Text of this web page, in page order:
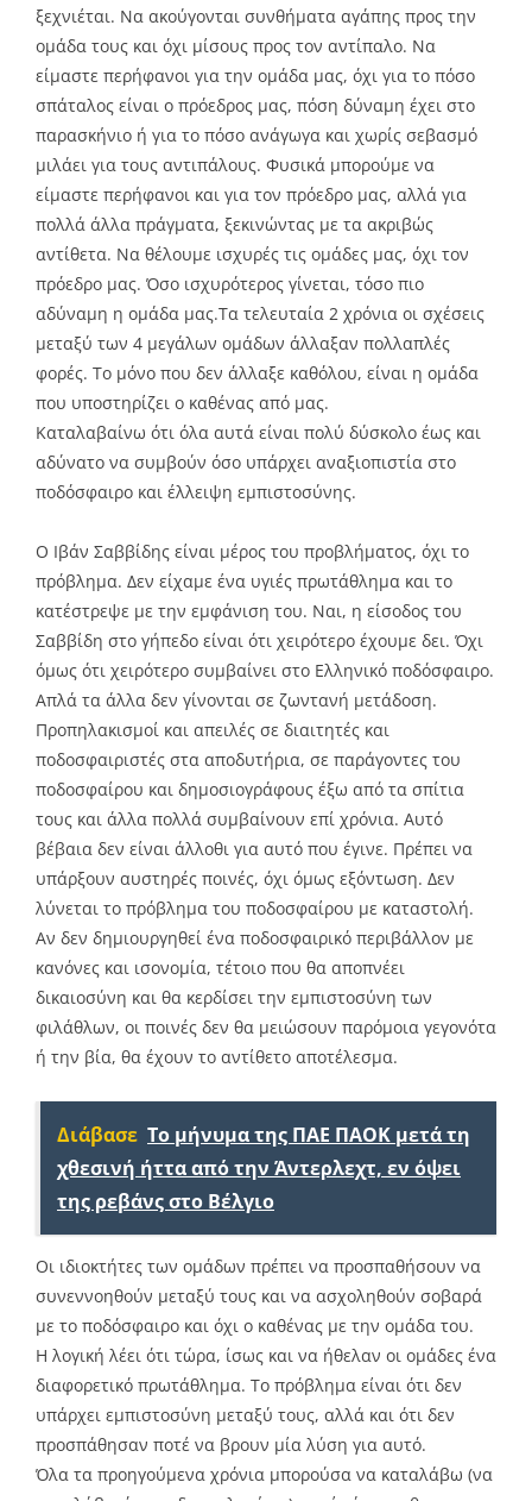
ξεχνιέται. Να ακούγονται συνθήματα αγάπης προς την
ομάδα τους και όχι μίσους προς τον αντίπαλο. Να
είμαστε περήφανοι για την ομάδα μας, όχι για το πόσο
σπάταλος είναι ο πρόεδρος μας, πόση δύναμη έχει στο
παρασκήνιο ή για το πόσο ανάγωγα και χωρίς σεβασμό
μιλάει για τους αντιπάλους. Φυσικά μπορούμε να
είμαστε περήφανοι και για τον πρόεδρο μας, αλλά για
πολλά άλλα πράγματα, ξεκινώντας με τα ακριβώς
αντίθετα. Να θέλουμε ισχυρές τις ομάδες μας, όχι τον
πρόεδρο μας. Όσο ισχυρότερος γίνεται, τόσο πιο
αδύναμη η ομάδα μας.Τα τελευταία 2 χρόνια οι σχέσεις
μεταξύ των 4 μεγάλων ομάδων άλλαξαν πολλαπλές
φορές. Το μόνο που δεν άλλαξε καθόλου, είναι η ομάδα
που υποστηρίζει ο καθένας από μας.
Καταλαβαίνω ότι όλα αυτά είναι πολύ δύσκολο έως και
αδύνατο να συμβούν όσο υπάρχει αναξιοπιστία στο
ποδόσφαιρο και έλλειψη εμπιστοσύνης.
Ο Ιβάν Σαββίδης είναι μέρος του προβλήματος, όχι το
πρόβλημα. Δεν είχαμε ένα υγιές πρωτάθλημα και το
κατέστρεψε με την εμφάνιση του. Ναι, η είσοδος του
Σαββίδη στο γήπεδο είναι ότι χειρότερο έχουμε δει. Όχι
όμως ότι χειρότερο συμβαίνει στο Ελληνικό ποδόσφαιρο.
Απλά τα άλλα δεν γίνονται σε ζωντανή μετάδοση.
Προπηλακισμοί και απειλές σε διαιτητές και
ποδοσφαιριστές στα αποδυτήρια, σε παράγοντες του
ποδοσφαίρου και δημοσιογράφους έξω από τα σπίτια
τους και άλλα πολλά συμβαίνουν επί χρόνια. Αυτό
βέβαια δεν είναι άλλοθι για αυτό που έγινε. Πρέπει να
υπάρξουν αυστηρές ποινές, όχι όμως εξόντωση. Δεν
λύνεται το πρόβλημα του ποδοσφαίρου με καταστολή.
Αν δεν δημιουργηθεί ένα ποδοσφαιρικό περιβάλλον με
κανόνες και ισονομία, τέτοιο που θα αποπνέει
δικαιοσύνη και θα κερδίσει την εμπιστοσύνη των
φιλάθλων, οι ποινές δεν θα μειώσουν παρόμοια γεγονότα
ή την βία, θα έχουν το αντίθετο αποτέλεσμα.
Διάβασε Το μήνυμα της ΠΑΕ ΠΑΟΚ μετά τη
χθεσινή ήττα από την Άντερλεχτ, εν όψει
της ρεβάνς στο Βέλγιο
Οι ιδιοκτήτες των ομάδων πρέπει να προσπαθήσουν να
συνεννοηθούν μεταξύ τους και να ασχοληθούν σοβαρά
με το ποδόσφαιρο και όχι ο καθένας με την ομάδα του.
Η λογική λέει ότι τώρα, ίσως και να ήθελαν οι ομάδες ένα
διαφορετικό πρωτάθλημα. Το πρόβλημα είναι ότι δεν
υπάρχει εμπιστοσύνη μεταξύ τους, αλλά και ότι δεν
προσπάθησαν ποτέ να βρουν μία λύση για αυτό.
Όλα τα προηγούμενα χρόνια μπορούσα να καταλάβω (να